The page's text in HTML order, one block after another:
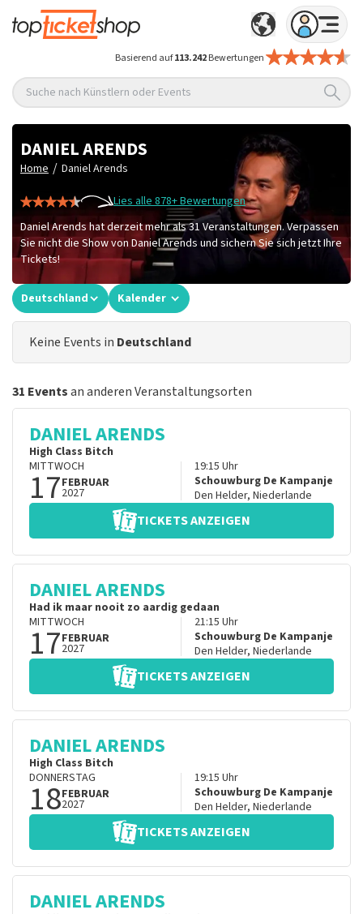
Basierend auf113.242Bewertungen
Suche nach Künstlern oder Events
DANIEL ARENDS
Home / Daniel Arends
Lies alle 878+ Bewertungen
Daniel Arends hat derzeit mehr als 31 Veranstaltungen. Verpassen
Sie nicht die Show von Daniel Arends und sichern Sie sich jetzt Ihre
Tickets!
Deutschland Kalender
Keine Events in Deutschland
31 Eventsan anderen Veranstaltungsorten
DANIEL ARENDS
High Class Bitch
MITTWOCH
17FEBRUAR
2027
19:15 Uhr
Schouwburg De Kampanje
Den Helder, Niederlande
TICKETS ANZEIGEN
DANIEL ARENDS
Had ik maar nooit zo aardig gedaan
MITTWOCH
17FEBRUAR
2027
21:15 Uhr
Schouwburg De Kampanje
Den Helder, Niederlande
TICKETS ANZEIGEN
DANIEL ARENDS
High Class Bitch
DONNERSTAG
18FEBRUAR
2027
19:15 Uhr
Schouwburg De Kampanje
Den Helder, Niederlande
TICKETS ANZEIGEN
DANIEL ARENDS